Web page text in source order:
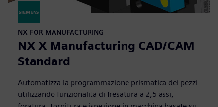
NX FOR MANUFACTURING
NX X Manufacturing CAD/CAM
Standard
Automatizza la programmazione prismatica dei pezzi
utilizzando funzionalità di fresatura a 2,5 assi,